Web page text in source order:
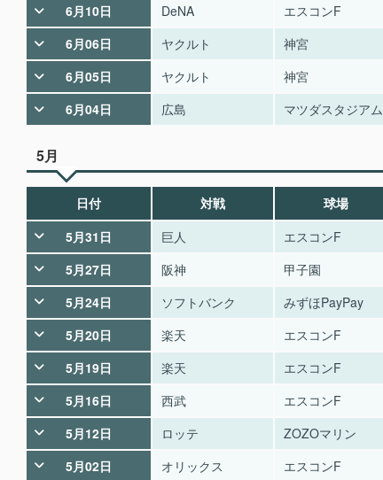
6月10日
DeNA エスコンF
6月06日
ヤクルト 神宮
6月05日
ヤクルト 神宮
6月04日
広島 マツダスタジアム
5月
日付 対戦 球場
5月31日
巨人 エスコンF
5月27日
阪神 甲子園
5月24日
ソフトバンク みずほPayPay
5月20日
楽天 エスコンF
5月19日
楽天 エスコンF
5月16日
西武 エスコンF
5月12日
ロッテ ZOZOマリン
5月02日
オリックス エスコンF